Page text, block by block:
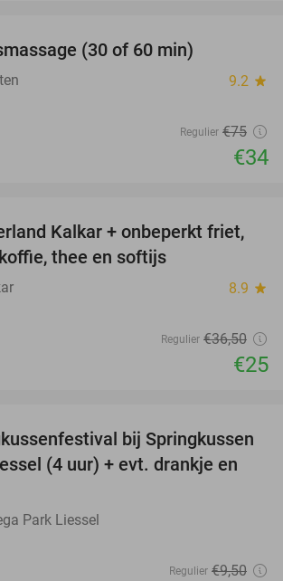
(30 of 60 min)
9.2 star
Regulier €75
€34
32%
Kalkar + onbeperkt friet,
thee en softijs
8.9 star
Regulier €36,50
€25
53%
bij Springkussen
(4 uur) + evt. drankje en
Park Liessel
Regulier €9,50